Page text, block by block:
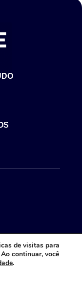
de visitas para
continuar, você
.